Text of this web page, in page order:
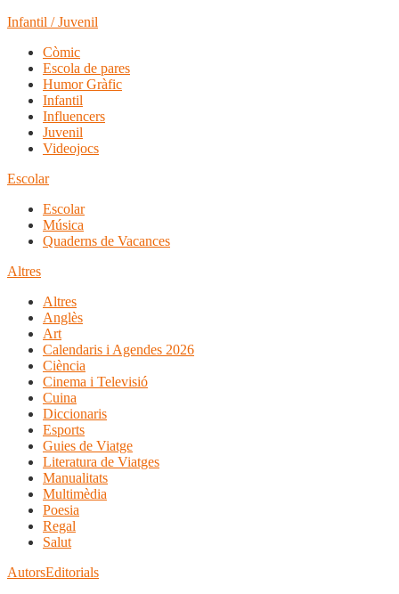
Infantil / Juvenil
Còmic
Escola de pares
Humor Gràfic
Infantil
Influencers
Juvenil
Videojocs
Escolar
Escolar
Música
Quaderns de Vacances
Altres
Altres
Anglès
Art
Calendaris i Agendes 2026
Ciència
Cinema i Televisió
Cuina
Diccionaris
Esports
Guies de Viatge
Literatura de Viatges
Manualitats
Multimèdia
Poesia
Regal
Salut
AutorsEditorials